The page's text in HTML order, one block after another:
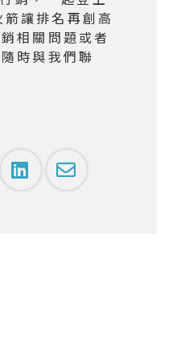
讓排名再創高
相關問題或者
時與我們聯